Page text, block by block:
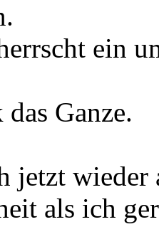
ein
Ganze.
jetzt wieder
als ich